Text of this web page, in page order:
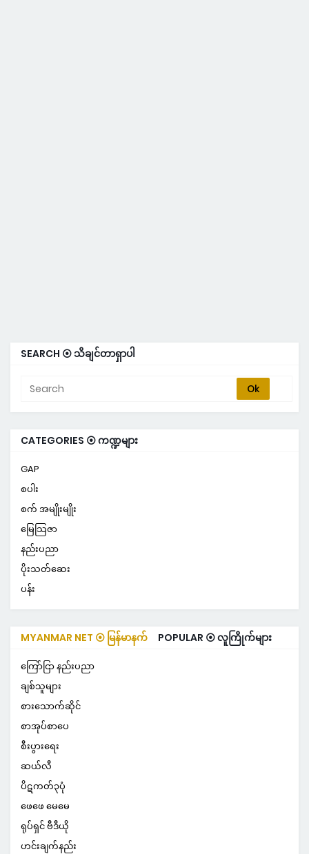
SEARCH ⦿ သိချင်တာရှာပါ
CATEGORIES ⦿ ကဏ္ဍများ
GAP
စပါး
စက် အမျိုးမျိုး
မြေသြဇာ
နည်းပညာ
ပိုးသတ်ဆေး
ပန်း
MYANMAR NET ⦿ မြန်မာနက် POPULAR ⦿ လူကြိုက်များ
ကြော်ငြာ နည်းပညာ
ချစ်သူများ
စားသောက်ဆိုင်
စာအုပ်စာပေ
စီးပွားရေး
ဆယ်လီ
ပိဋကတ်၃ပုံ
ဖေဖေ မေမေ
ရုပ်ရှင် ဗီဒီယို
ဟင်းချက်နည်း